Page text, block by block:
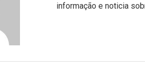
informação e noticia